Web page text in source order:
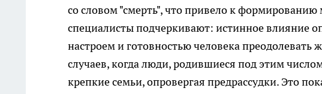
со словом "смерть", что привело к
специалисты подчеркивают: истинное влияние
настроем и готовностью человека
случаев, когда люди, родившиеся под этим
крепкие семьи, опровергая предрассудки. Это